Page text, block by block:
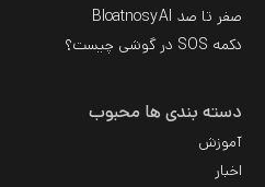
صفر تا صد BloatnosyAI
دکمه SOS در گوشی چیست؟
دسته بندی ها محبوب
آموزش
اخبار